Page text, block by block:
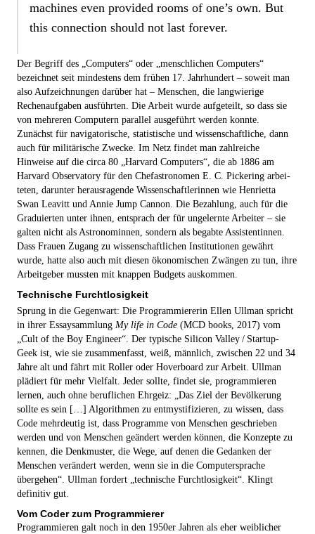
machines even provided rooms of one’s own. But
this connection should not last forever.
Der Begriff des „Computers“ oder „menschlichen Computers“
bezeichnet seit mindestens dem frühen 17. Jahrhundert – soweit man
also Aufzeichnungen darüber hat – Menschen, die langwierige
Rechenaufgaben ausführten. Die Arbeit wurde aufgeteilt, so dass sie
von mehreren Computern parallel ausgeführt werden konnte.
Zunächst für navigatorische, statistische und wissenschaftliche, dann
auch für militärische Zwecke. Im Netz findet man zahlreiche
Hinweise auf die circa 80 „Harvard Computers“, die ab 1886 am
Harvard Observatory für den Chefastronomen E. C. Pickering arbei­
teten, darunter herausragende Wissenschaftlerinnen wie Henrietta
Swan Leavitt und Annie Jump Cannon. Die Bezahlung, auch für die
Graduierten unter ihnen, entsprach der für ungelernte Arbeiter – sie
galten nicht als Astronom­innen, sondern als begabte Assistent­innen.
Dass Frauen Zugang zu wissenschaftlichen Institutionen gewährt
wurde, hatte also auch mit diesen ökonomischen Zwängen zu tun, ihre
Arbeitgeber mussten mit knappen Budgets auskommen.
Technische Furchtlosigkeit
Sprung in die Gegenwart: Die Programmiererin Ellen Ullman spricht
in ihrer Essaysammlung My life in Code (MCD books, 2017) vom
„Cult of the Boy Engineer“. Der typische Silicon Valley / Startup-
Geek ist, wie sie zusammenfasst, weiß, männlich, zwischen 22 und 34
Jahre alt und fährt mit Roller oder Hoverboard zur Arbeit. Ullman
plädiert für mehr Vielfalt. Jeder sollte, findet sie, programmieren
lernen, auch ohne beruflichen Ehrgeiz: „Das Ziel der Bevölkerung
sollte es sein […] Algorithmen zu entmystifizieren, zu wissen, dass
Code mehrdeutig ist, dass Programme von Menschen geschrieben
werden und von Menschen geändert werden können, die Konzepte zu
kennen, die Denkmuster, die Wege, auf denen die Gedanken der
Menschen verändert werden, wenn sie in die Computersprache
übergehen“. Ullman fordert „technische Furchtlosigkeit“. Klingt
definitiv gut.
Vom Coder zum Programmierer
Programmieren galt noch in den 1950er Jahren als eher weiblicher